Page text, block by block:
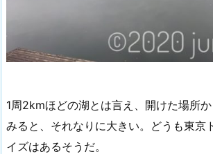
1周2kmほどの湖とは言え、開けた場所
みると、それなりに大きい。どうも東京
イズはあるそうだ。